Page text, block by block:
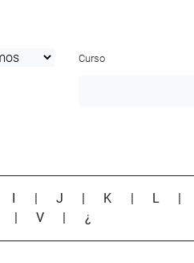
Curso
J K L
|V ¿